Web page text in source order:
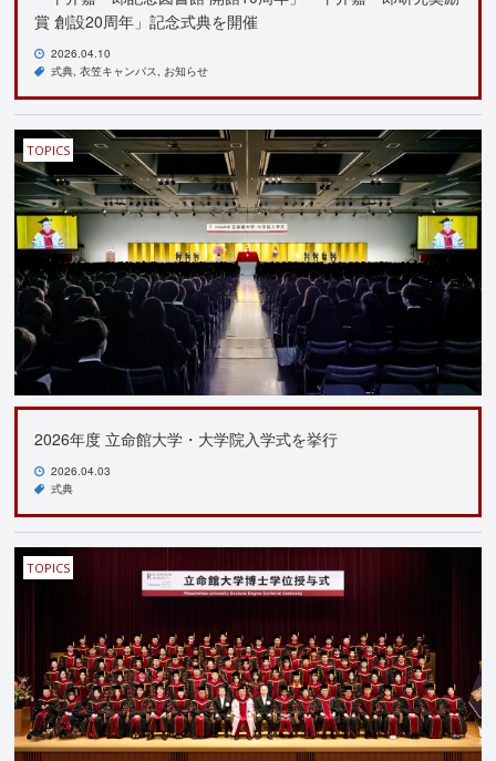
賞 創設20周年」記念式典を開催
2026.04.10
式典 衣笠キャンパス お知らせ
TOPICS
2026年度 立命館大学・大学院入学式を挙行
2026.04.03
式典
TOPICS